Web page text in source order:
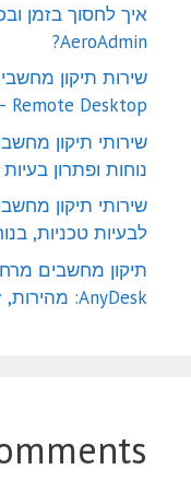
איך לחסוך בזמן
AeroAdmin?
Remote Desktop – חסכון בכסף, נוחות ויעילות
שירותי תיקון
נוחות ופתרון
שירותי תיקון
לבעיות טכניות,
תיקון מחשבים
AnyDesk: מהירות, זולות ונוחות למשתמשים